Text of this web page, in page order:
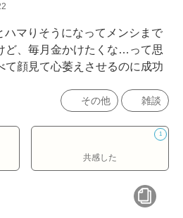
ハマりそうになってメンシまで
ど、毎月金かけたくな…って思
て顔見て心萎えさせるのに成功
その他 雑談
1
共感した